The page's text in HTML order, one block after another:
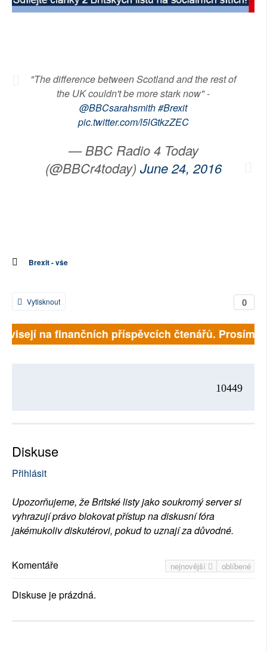
SOCIÁLNÍ SÍTĚ
"The difference between Scotland and the rest of
the UK couldn't be more stark now" -
@BBCsarahsmith#Brexit
pic.twitter.com/l5lGtkzZEC
— BBC Radio 4 Today
(@BBCr4today) June 24, 2016
Brexit - vše
0
Vytisknout
na finančních příspěvcích čtenářů. Prosíme,
10449
Diskuse
Přihlásit
Upozorňujeme, že Britské listy jako soukromý server si
vyhrazují právo blokovat přístup na diskusní fóra
jakémukoliv diskutérovi, pokud to uznají za důvodné.
nejnovější oblíbené
Komentáře
Diskuse je prázdná.